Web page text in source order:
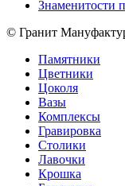
Знаменитости
© Гранит
Памятники
Цветники
Цоколя
Вазы
Комплексы
Гравировка
Столики
Лавочки
Крошка